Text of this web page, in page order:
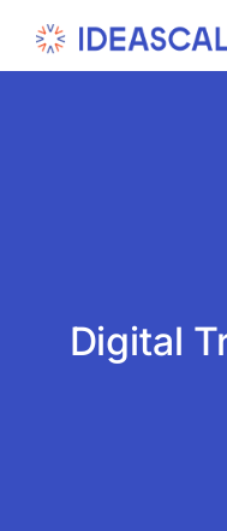
Digital